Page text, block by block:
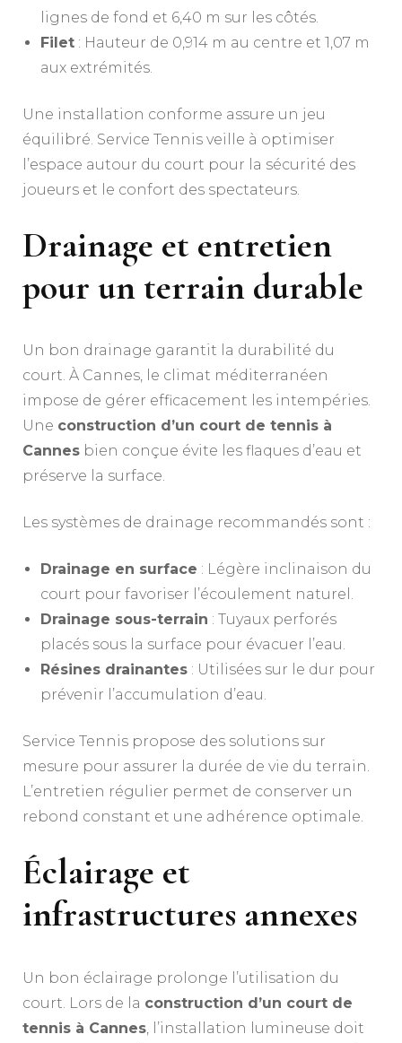
lignes de fond et 6,40 m sur les côtés.
Filet : Hauteur de 0,914 m au centre et 1,07 m
aux extrémités.
Une installation conforme assure un jeu
équilibré. Service Tennis veille à optimiser
l’espace autour du court pour la sécurité des
joueurs et le confort des spectateurs.
Drainage et entretien
pour un terrain durable
Un bon drainage garantit la durabilité du
court. À Cannes, le climat méditerranéen
impose de gérer efficacement les intempéries.
Une construction d’un court de tennis à
Cannes bien conçue évite les flaques d’eau et
préserve la surface.
Les systèmes de drainage recommandés sont :
Drainage en surface : Légère inclinaison du
court pour favoriser l’écoulement naturel.
Drainage sous-terrain : Tuyaux perforés
placés sous la surface pour évacuer l’eau.
Résines drainantes : Utilisées sur le dur pour
prévenir l’accumulation d’eau.
Service Tennis propose des solutions sur
mesure pour assurer la durée de vie du terrain.
L’entretien régulier permet de conserver un
rebond constant et une adhérence optimale.
Éclairage et
infrastructures annexes
Un bon éclairage prolonge l’utilisation du
court. Lors de la construction d’un court de
tennis à Cannes , l’installation lumineuse doit